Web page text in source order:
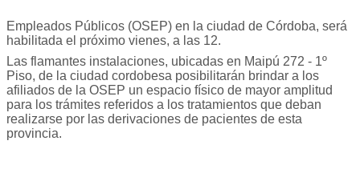
Empleados Públicos (OSEP) en la ciudad de Córdoba, será
habilitada el próximo vienes, a las 12.
Las flamantes instalaciones, ubicadas en Maipú 272 - 1º
Piso, de la ciudad cordobesa posibilitarán brindar a los
afiliados de la OSEP un espacio físico de mayor amplitud
para los trámites referidos a los tratamientos que deban
realizarse por las derivaciones de pacientes de esta
provincia.